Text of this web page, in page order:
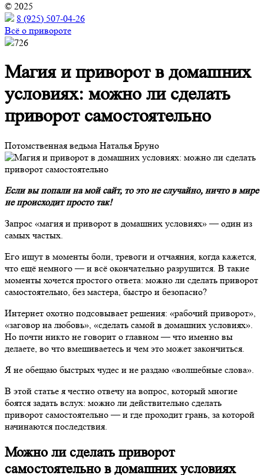
© 2025
8 (925) 507-04-26
Всё о привороте
726
Магия и приворот в домашних
условиях: можно ли сделать
приворот самостоятельно
Потомственная ведьма Наталья Бруно
Если вы попали на мой сайт, то это не случайно, ничто в мире
не происходит просто так!
Запрос «магия и приворот в домашних условиях» — один из
самых частых.
Его ищут в моменты боли, тревоги и отчаяния, когда кажется,
что ещё немного — и всё окончательно разрушится. В такие
моменты хочется простого ответа: можно ли сделать приворот
самостоятельно, без мастера, быстро и безопасно?
Интернет охотно подсовывает решения: «рабочий приворот»,
«заговор на любовь», «сделать самой в домашних условиях».
Но почти никто не говорит о главном — что именно вы
делаете, во что вмешиваетесь и чем это может закончиться.
Я не обещаю быстрых чудес и не раздаю «волшебные слова».
В этой статье я честно отвечу на вопрос, который многие
боятся задать вслух: можно ли действительно сделать
приворот самостоятельно — и где проходит грань, за которой
начинаются последствия.
Можно ли сделать приворот
самостоятельно в домашних условиях